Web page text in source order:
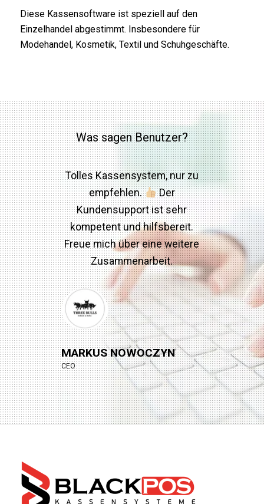
Diese Kassensoftware ist speziell auf den
Einzelhandel abgestimmt. Insbesondere für
Modehandel, Kosmetik, Textil und Schuhgeschäfte.
Was sagen Benutzer?
Tolles Kassensystem, nur zu
empfehlen.
Der
Kundensupport ist sehr
kompetent und hilfsbereit.
Freue mich über eine weitere
Zusammenarbeit.
MARKUS NOWOCZYN
CEO